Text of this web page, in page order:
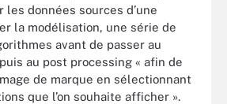
données sources d’une
la modélisation, une série de
avant de passer au
au post processing « afin de
de marque en sélectionnant
que l’on souhaite afficher ».